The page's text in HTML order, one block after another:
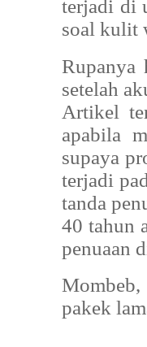
terjadi di
soal kulit
Rupanya
setelah
Artikel
apabila
supaya
terjadi
tanda
40 tahun
penuaan
pakek